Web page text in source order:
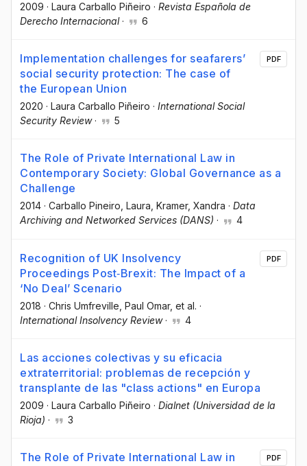
2009 · Laura Carballo Piñeiro · Revista Española de
Derecho Internacional· 6
Implementation challenges for seafarers’
social security protection: The case of
the European Union
2020 · Laura Carballo Piñeiro · International Social
Security Review· 5
PDF
The Role of Private International Law in
Contemporary Society: Global Governance as a
Challenge
2014 · Carballo Pineiro, Laura, Kramer, Xandra · Data
Archiving and Networked Services (DANS) · 4
Recognition of UK Insolvency
Proceedings Post‐Brexit: The Impact of a
‘No Deal’ Scenario
2018 · Chris Umfreville , Paul Omar, et al. ·
International Insolvency Review· 4
PDF
Las acciones colectivas y su eficacia
extraterritorial: problemas de recepción y
transplante de las "class actions" en Europa
2009 · Laura Carballo Piñeiro · Dialnet (Universidad de la
Rioja) · 3
The Role of Private International Law in
PDF